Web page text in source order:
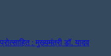
: मुख्यमंत्री डॉ. यादव